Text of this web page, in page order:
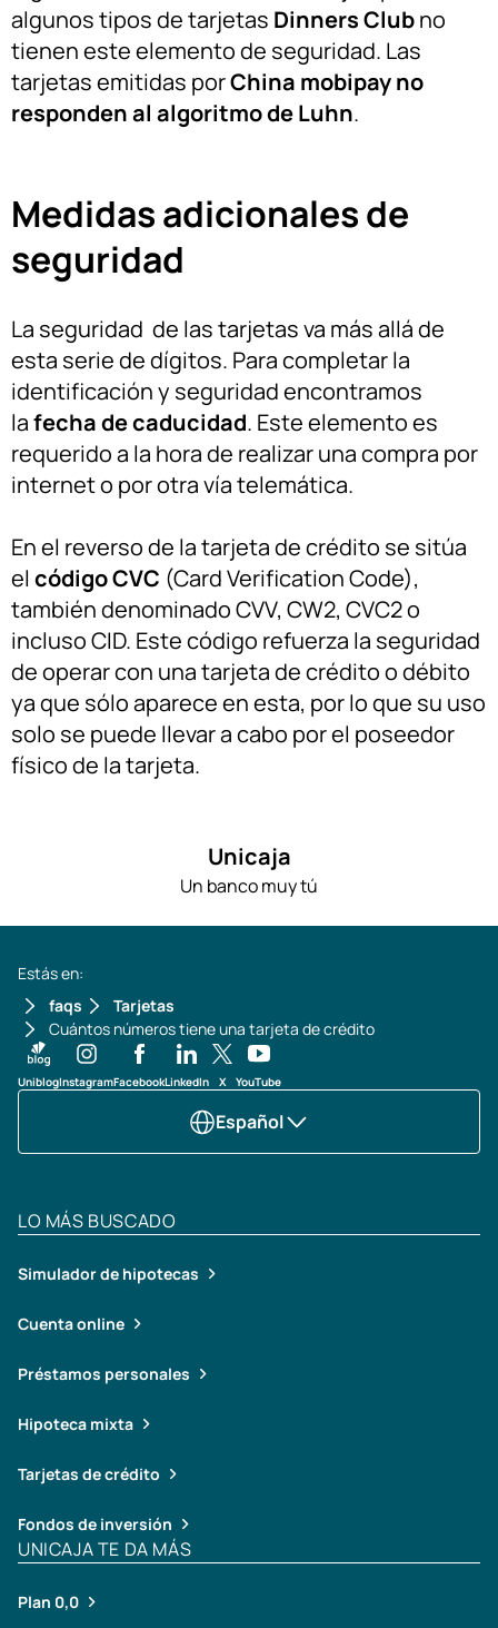
algunos tipos de tarjetas Dinners Clubno
tienen este elemento de seguridad. Las
tarjetas emitidas porChina mobipay no
responden al algoritmo de Luhn.
Medidas adicionales de
seguridad
La seguridad de las tarjetas va más allá de
esta serie de dígitos. Para completar la
identificación y seguridad encontramos
lafecha de caducidad. Este elemento es
requerido a la hora de realizar una compra por
internet o por otra vía telemática.
En el reverso de la tarjeta de crédito se sitúa
el código CVC (Card Verification Code),
también denominado CVV, CW2, CVC2 o
incluso CID. Este código refuerza la seguridad
de operar con una tarjeta de crédito o débito
ya que sólo aparece en esta, por lo que su uso
solo se puede llevar a cabo por el poseedor
físico de la tarjeta.
Unicaja
Un banco muy tú
Estás en:
faqs
Tarjetas
Cuántos números tiene una tarjeta de crédito
UniblogInstagramFacebookLinkedIn X YouTube
Español
LO MÁS BUSCADO
Simulador de hipotecas
Cuenta online
Préstamos personales
Hipoteca mixta
Tarjetas de crédito
Fondos de inversión
UNICAJA TE DA MÁS
Plan 0,0